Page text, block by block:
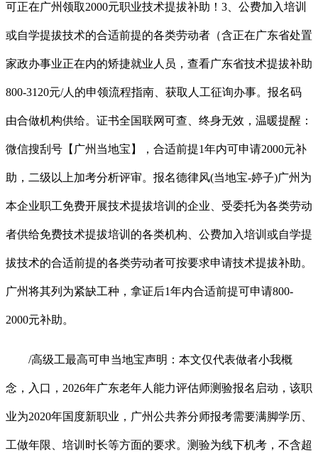
可正在广州领取2000元职业技术提拔补助！3、公费加入培训
或自学提拔技术的合适前提的各类劳动者（含正在广东省处置
家政办事业正在内的矫捷就业人员，查看广东省技术提拔补助
800-3120元/人的申领流程指南、获取人工征询办事。报名码
由合做机构供给。证书全国联网可查、终身无效，温暖提醒：
微信搜刮号【广州当地宝】，合适前提1年内可申请2000元补
助，二级以上加考分析评审。报名德律风(当地宝-婷子)广州为
本企业职工免费开展技术提拔培训的企业、受委托为各类劳动
者供给免费技术提拔培训的各类机构、公费加入培训或自学提
拔技术的合适前提的各类劳动者可按要求申请技术提拔补助。
广州将其列为紧缺工种，拿证后1年内合适前提可申请800-
2000元补助。
/高级工最高可申当地宝声明：本文仅代表做者小我概
念，入口，2026年广东老年人能力评估师测验报名启动，该职
业为2020年国度新职业，广州公共养分师报考需要满脚学历、
工做年限、培训时长等方面的要求。测验为线下机考，不含超